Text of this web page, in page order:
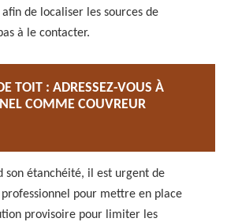
de localiser les sources de
à le contacter.
TOIT : ADRESSEZ-VOUS À
COMME COUVREUR
son étanchéité, il est urgent de
pour mettre en place
provisoire pour limiter les